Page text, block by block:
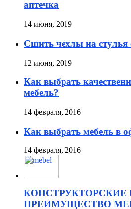
аптечка
14 июня, 2019
Сшить чехлы на стулья
12 июня, 2019
Как выбрать
мебель?
14 февраля, 2016
Как выбрать мебель в
14 февраля, 2016
КОНСТРУКТОРСКИЕ
ПРЕИМУЩЕСТВО